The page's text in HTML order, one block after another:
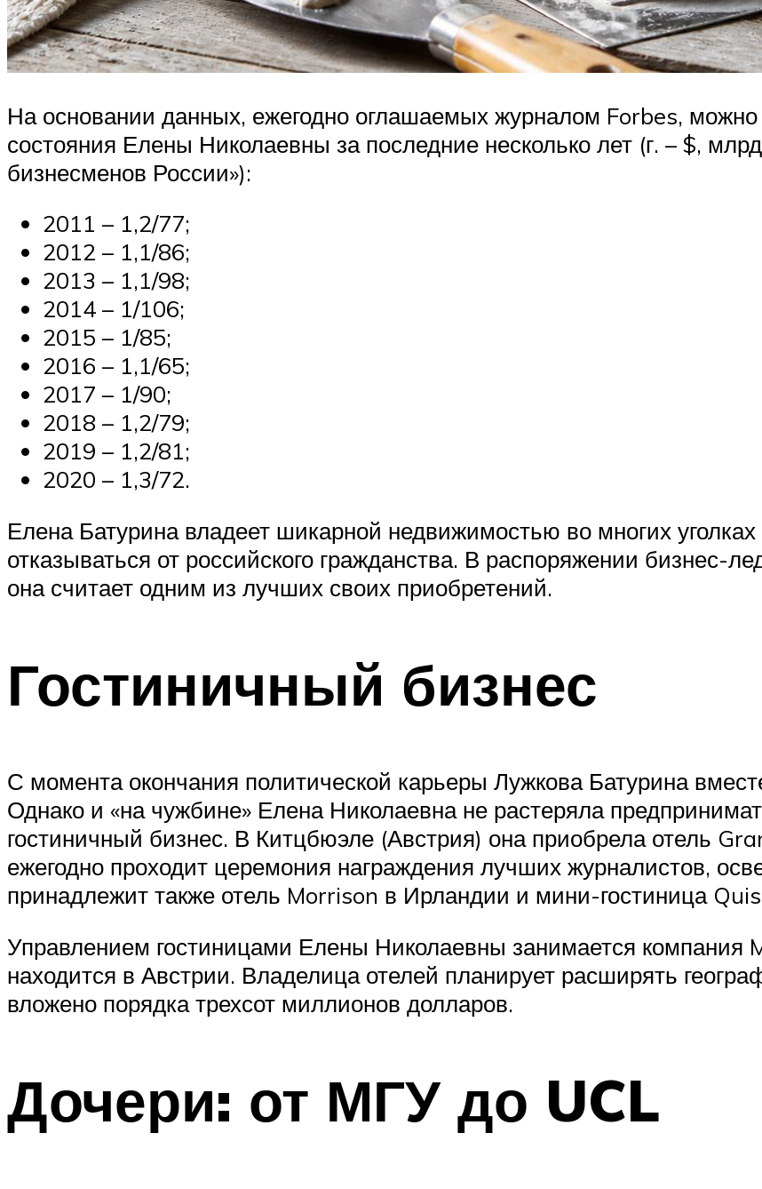
На основании данных, ежегодно оглашаемых журналом Forbes,
состояния Елены Николаевны за последние несколько лет (г. – $,
бизнесменов России»):
2011 – 1,2/77;
2012 – 1,1/86;
2013 – 1,1/98;
2014 – 1/106;
2015 – 1/85;
2016 – 1,1/65;
2017 – 1/90;
2018 – 1,2/79;
2019 – 1,2/81;
2020 – 1,3/72.
Елена Батурина владеет шикарной недвижимостью во многих
отказываться от российского гражданства. В распоряжении бизнес-
она считает одним из лучших своих приобретений.
Гостиничный бизнес
С момента окончания политической карьеры Лужкова Батурина
Однако и «на чужбине» Елена Николаевна не растеряла
гостиничный бизнес. В Китцбюэле (Австрия) она приобрела отель
ежегодно проходит церемония награждения лучших журналистов,
принадлежит также отель Morrison в Ирландии и мини-гостиница
Управлением гостиницами Елены Николаевны занимается компания
находится в Австрии. Владелица отелей планирует расширять
вложено порядка трехсот миллионов долларов.
Дочери: от МГУ до UCL